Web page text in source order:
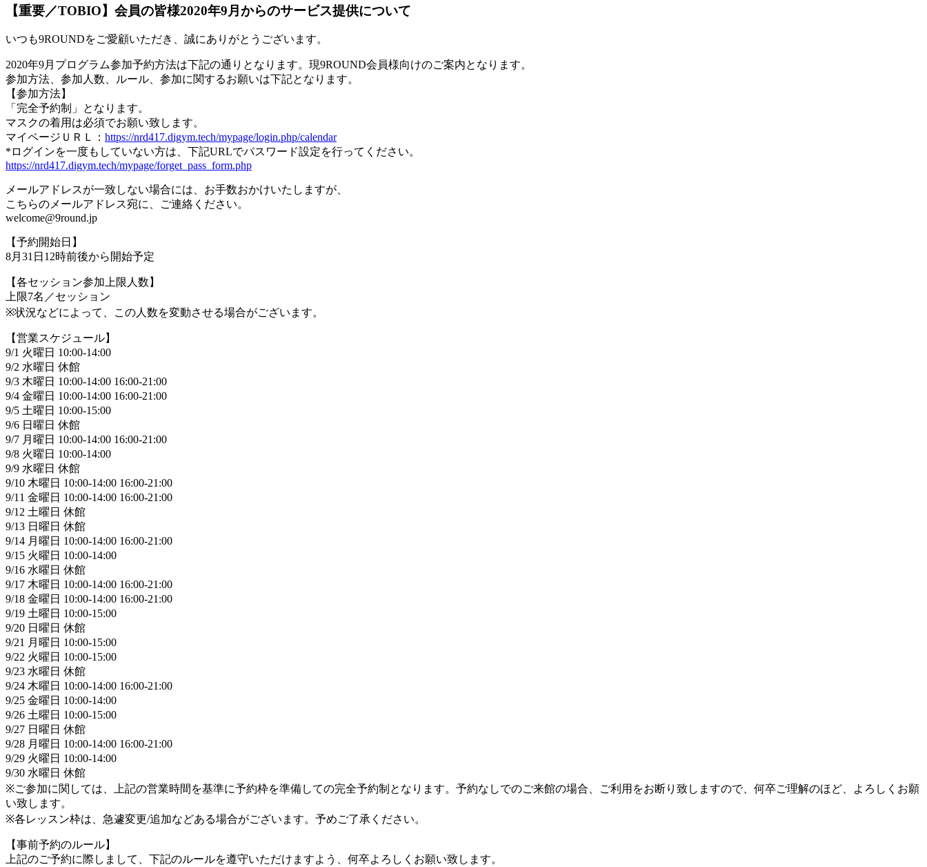
【重要／TOBIO】会員の皆様2020年9月からのサービス提供について
いつも9ROUNDをご愛顧いただき、誠にありがとうございます。
2020年9月プログラム参加予約方法は下記の通りとなります。現9ROUND会員様向けのご案内となります。
参加方法、参加人数、ルール、参加に関するお願いは下記となります。
【参加方法】
「完全予約制」となります。
マスクの着用は必須でお願い致します。
マイページＵＲＬ： https://nrd417.digym.tech/mypage/login.php/calendar
*ログインを一度もしていない方は、下記URLでパスワード設定を行ってください。
https://nrd417.digym.tech/mypage/forget_pass_form.php
メールアドレスが一致しない場合には、お手数おかけいたしますが、
こちらのメールアドレス宛に、ご連絡ください。
welcome@9round.jp
【予約開始日】
8月31日12時前後から開始予定
【各セッション参加上限人数】
上限7名／セッション
※状況などによって、この人数を変動させる場合がございます。
【営業スケジュール】
9/1 火曜日 10:00-14:00
9/2 水曜日 休館
9/3 木曜日 10:00-14:00 16:00-21:00
9/4 金曜日 10:00-14:00 16:00-21:00
9/5 土曜日 10:00-15:00
9/6 日曜日 休館
9/7 月曜日 10:00-14:00 16:00-21:00
9/8 火曜日 10:00-14:00
9/9 水曜日 休館
9/10 木曜日 10:00-14:00 16:00-21:00
9/11 金曜日 10:00-14:00 16:00-21:00
9/12 土曜日 休館
9/13 日曜日 休館
9/14 月曜日 10:00-14:00 16:00-21:00
9/15 火曜日 10:00-14:00
9/16 水曜日 休館
9/17 木曜日 10:00-14:00 16:00-21:00
9/18 金曜日 10:00-14:00 16:00-21:00
9/19 土曜日 10:00-15:00
9/20 日曜日 休館
9/21 月曜日 10:00-15:00
9/22 火曜日 10:00-15:00
9/23 水曜日 休館
9/24 木曜日 10:00-14:00 16:00-21:00
9/25 金曜日 10:00-14:00
9/26 土曜日 10:00-15:00
9/27 日曜日 休館
9/28 月曜日 10:00-14:00 16:00-21:00
9/29 火曜日 10:00-14:00
9/30 水曜日 休館
※ご参加に関しては、上記の営業時間を基準に予約枠を準備しての完全予約制となります。予約なしでのご来館の場合、ご利用をお断り致しますので、何卒ご理解のほど、よろしくお願
い致します。
※各レッスン枠は、急遽変更/追加などある場合がございます。予めご了承ください。
【事前予約のルール】
上記のご予約に際しまして、下記のルールを遵守いただけますよう、何卒よろしくお願い致します。